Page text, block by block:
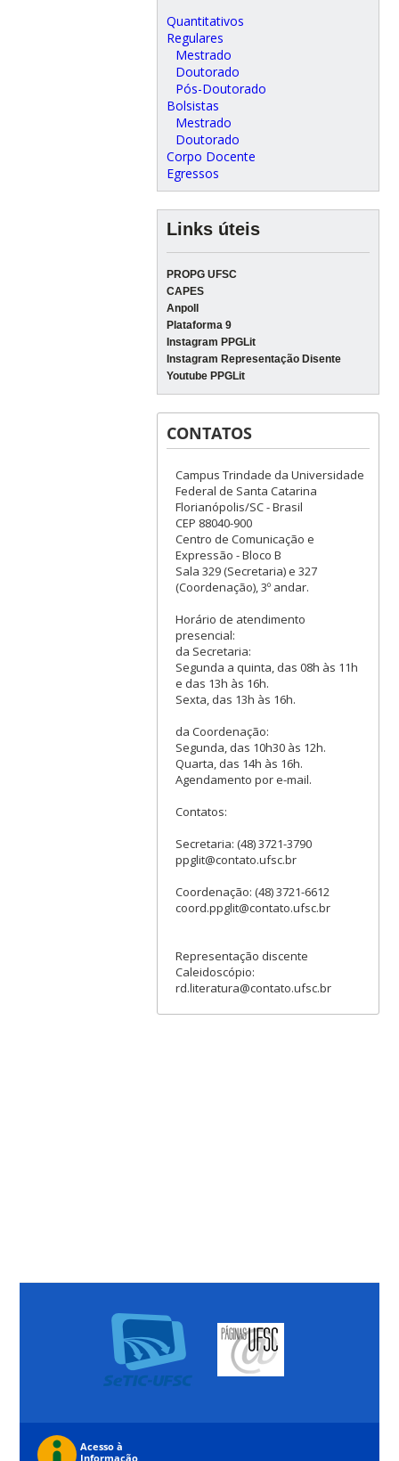
Quantitativos
Regulares
Mestrado
Doutorado
Pós-Doutorado
Bolsistas
Mestrado
Doutorado
Corpo Docente
Egressos
Links úteis
PROPG UFSC
CAPES
Anpoll
Plataforma 9
Instagram PPGLit
Instagram Representação Disente
Youtube PPGLit
CONTATOS
Campus Trindade da Universidade
Federal de Santa Catarina
Florianópolis/SC - Brasil
CEP 88040-900
Centro de Comunicação e
Expressão - Bloco B
Sala 329 (Secretaria) e 327
(Coordenação), 3º andar.
Horário de atendimento
presencial:
da Secretaria:
Segunda a quinta, das 08h às 11h
e das 13h às 16h.
Sexta, das 13h às 16h.
da Coordenação:
Segunda, das 10h30 às 12h.
Quarta, das 14h às 16h.
Agendamento por e-mail.
Contatos:
Secretaria: (48) 3721-3790
ppglit@contato.ufsc.br
Coordenação: (48) 3721-6612
coord.ppglit@contato.ufsc.br
Representação discente
Caleidoscópio:
rd.literatura@contato.ufsc.br